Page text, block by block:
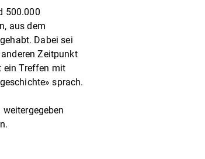
500.000
aus dem
Dabei sei
Zeitpunkt
ein Treffen mit
sprach.